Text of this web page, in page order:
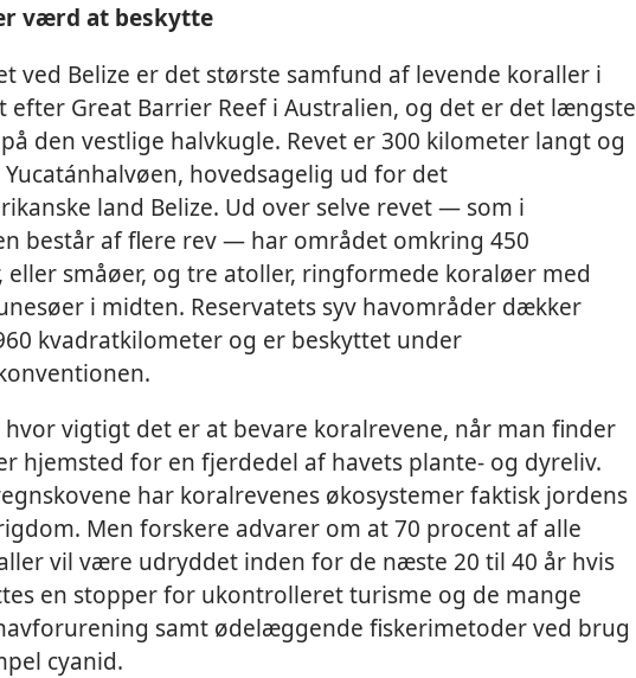
værd at beskytte
ved Belize er det største samfund af levende koraller i
efter Great Barrier Reef i Australien, og det er det længste
den vestlige halvkugle. Revet er 300 kilometer langt og
hovedsagelig ud for det
land Belize. Ud over selve revet — som i
består af flere rev — har området omkring 450
eller småøer, og tre atoller, ringformede koraløer med
i midten. Reservatets syv havområder dækker
kvadratkilometer og er beskyttet under
vigtigt det er at bevare koralrevene, når man finder
hjemsted for en fjerdedel af havets plante- og dyreliv.
har koralrevenes økosystemer faktisk jordens
Men forskere advarer om at 70 procent af alle
vil være udryddet inden for de næste 20 til 40 år hvis
en stopper for ukontrolleret turisme og de mange
samt ødelæggende fiskerimetoder ved brug
cyanid.